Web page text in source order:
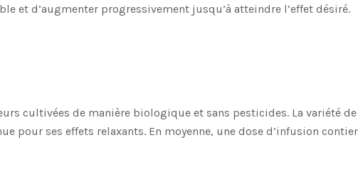
et d’augmenter progressivement jusqu’à atteindre l’effet désiré.
cultivées de manière biologique et sans pesticides. La variété
ses effets relaxants. En moyenne, une dose d’infusion